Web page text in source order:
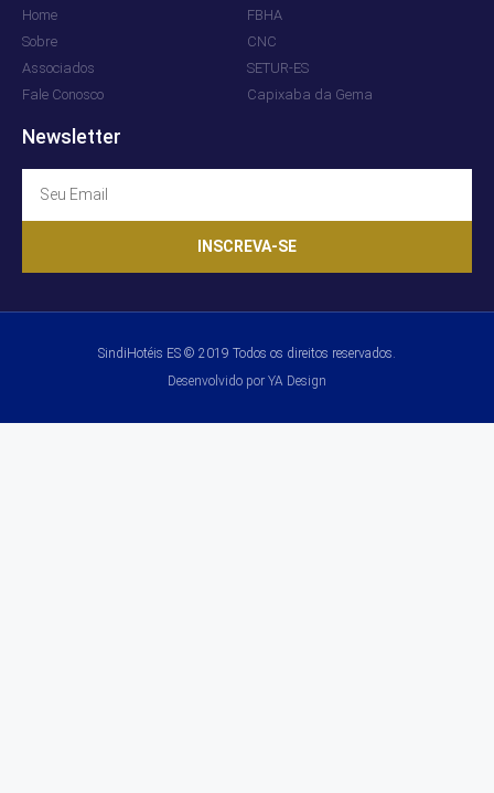
Home
Sobre
Associados
Fale Conosco
FBHA
CNC
SETUR-ES
Capixaba da Gema
Newsletter
INSCREVA-SE
SindiHotéis ES © 2019 Todos os direitos reservados.
Desenvolvido por YA Design